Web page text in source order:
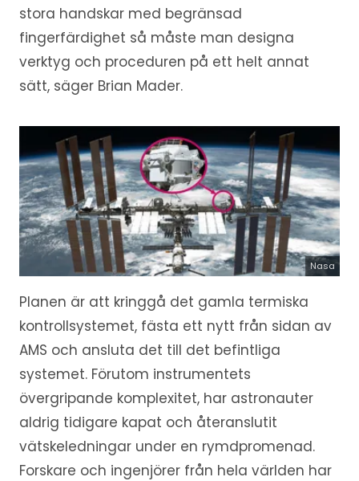
stora handskar med begränsad
fingerfärdighet så måste man designa
verktyg och proceduren på ett helt annat
sätt, säger Brian Mader.
Nasa
Planen är att kringgå det gamla termiska
kontrollsystemet, fästa ett nytt från sidan av
AMS och ansluta det till det befintliga
systemet. Förutom instrumentets
övergripande komplexitet, har astronauter
aldrig tidigare kapat och återanslutit
vätskeledningar under en rymdpromenad.
Forskare och ingenjörer från hela världen har